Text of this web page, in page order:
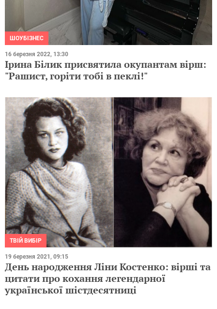
ШОУБІЗНЕС
16 березня 2022, 13:30
Ірина Білик присвятила окупантам вірш:
"Рашист, горіти тобі в пеклі!"
ТВІЙ ВИБІР
19 березня 2021, 09:15
День народження Ліни Костенко: вірші та
цитати про кохання легендарної
української шістдесятниці